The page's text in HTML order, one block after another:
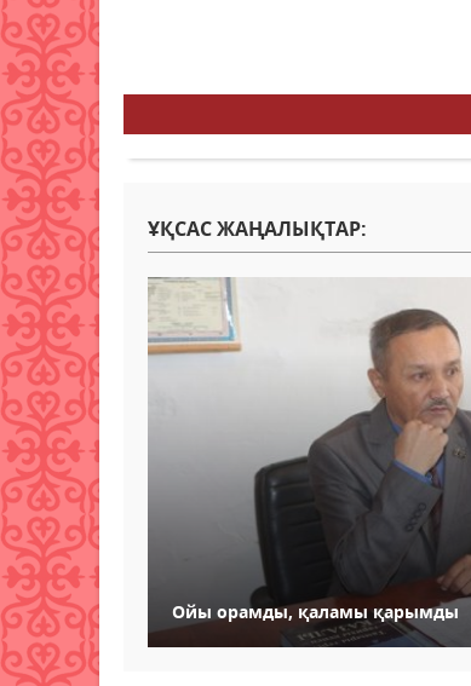
ҰҚСАС ЖАҢАЛЫҚТАР:
Ойы орамды, қаламы қарымды